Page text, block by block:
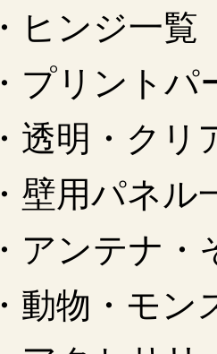
・ヒンジ一覧
・プリントパ
・透明・クリ
・壁用パネル
・アンテナ
・動物・モン